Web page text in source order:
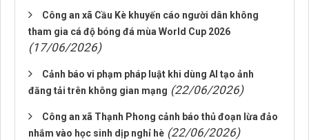
Công an xã Cầu Kè khuyến cáo người dân không
tham gia cá độ bóng đá mùa World Cup 2026
(17/06/2026)
Cảnh báo vi phạm pháp luật khi dùng AI tạo ảnh
đăng tải trên không gian mạng (22/06/2026)
Công an xã Thạnh Phong cảnh báo thủ đoạn lừa đảo
nhắm vào học sinh dịp nghỉ hè (22/06/2026)